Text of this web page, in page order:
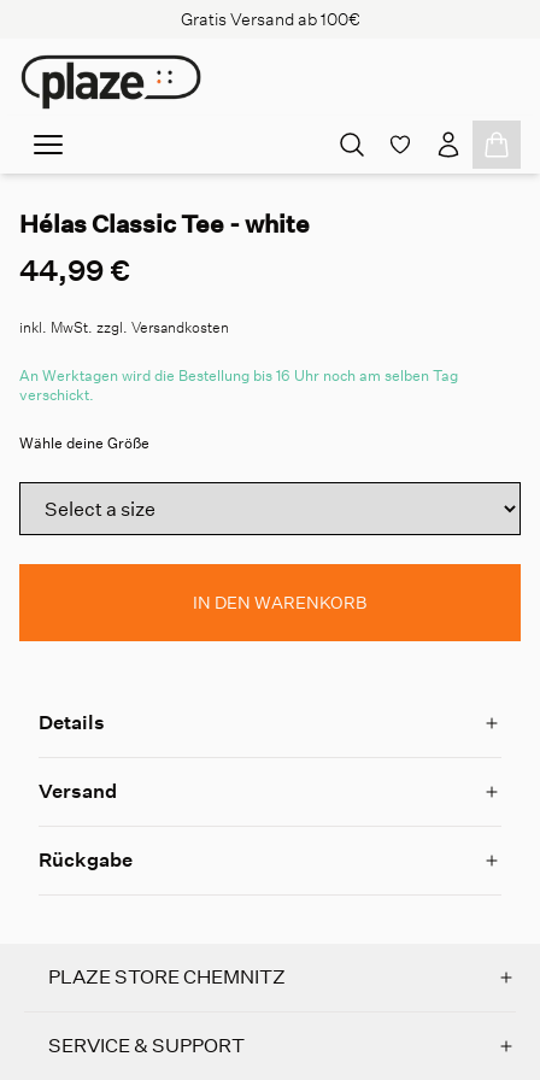
Gratis Versand ab 100€
Hélas Classic Tee - white
44,99 €
inkl. MwSt. zzgl. Versandkosten
An Werktagen wird die Bestellung bis 16 Uhr noch am selben Tag
verschickt.
Wähle deine Größe
IN DEN WARENKORB
Details
Versand
Rückgabe
PLAZE STORE CHEMNITZ
SERVICE & SUPPORT